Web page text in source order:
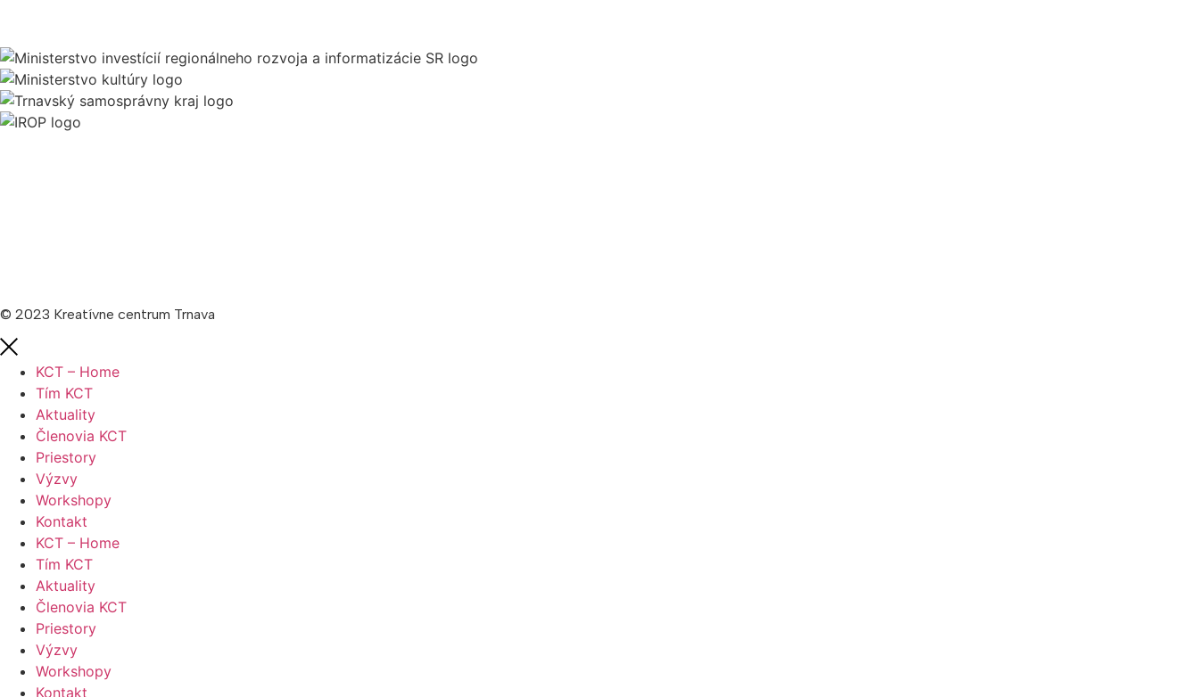
© 2023 Kreatívne centrum Trnava
KCT – Home
Tím KCT
Aktuality
Členovia KCT
Priestory
Výzvy
Workshopy
Kontakt
KCT – Home
Tím KCT
Aktuality
Členovia KCT
Priestory
Výzvy
Workshopy
Kontakt